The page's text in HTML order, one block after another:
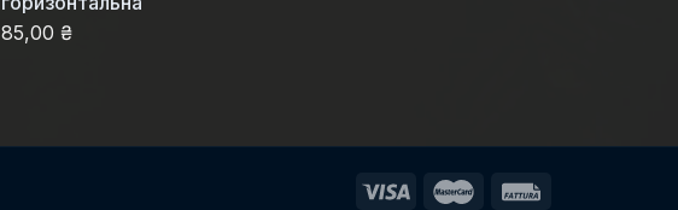
85,00 ₴